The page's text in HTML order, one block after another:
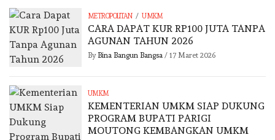
METROPOLITAN / UMKM
CARA DAPAT KUR RP100 JUTA TANPA
AGUNAN TAHUN 2026
By Bina Bangun Bangsa/ 17 Maret 2026
UMKM
KEMENTERIAN UMKM SIAP DUKUNG
PROGRAM BUPATI PARIGI
MOUTONG KEMBANGKAN UMKM